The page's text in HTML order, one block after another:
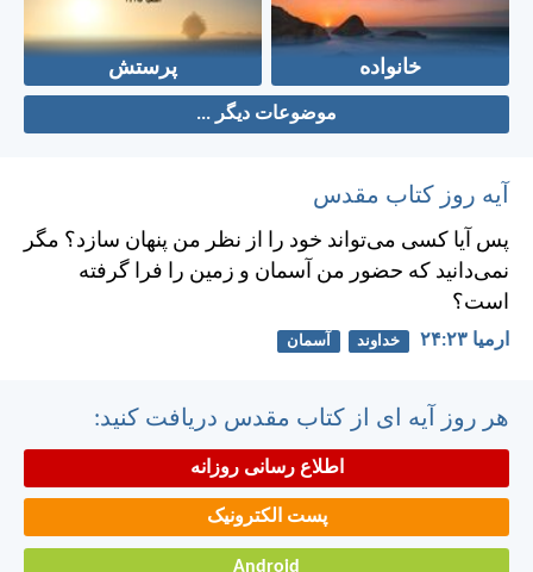
خانواده پرستش
موضوعات دیگر ...
آیه روز کتاب مقدس
پس آيا كسی می‌تواند خود را از نظر من پنهان سازد؟ مگر
نمی‌دانيد كه حضور من آسمان و زمين را فرا گرفته
است؟
ارميا ۲۳:‏۲۴ خداوند آسمان
هر روز آیه ای از کتاب مقدس دریافت کنید:
اطلاع رسانی روزانه
پست الکترونیک
Android